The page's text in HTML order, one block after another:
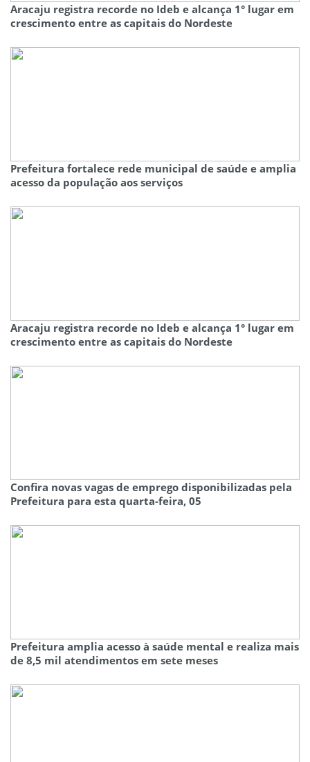
Aracaju registra recorde no Ideb e alcança 1° lugar em
crescimento entre as capitais do Nordeste
Prefeitura fortalece rede municipal de saúde e amplia
acesso da população aos serviços
Aracaju registra recorde no Ideb e alcança 1° lugar em
crescimento entre as capitais do Nordeste
Confira novas vagas de emprego disponibilizadas pela
Prefeitura para esta quarta-feira, 05
Prefeitura amplia acesso à saúde mental e realiza mais
de 8,5 mil atendimentos em sete meses